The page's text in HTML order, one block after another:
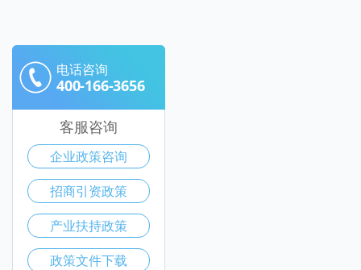
电话咨询
400-166-3656
客服咨询
企业政策咨询
招商引资政策
产业扶持政策
政策文件下载